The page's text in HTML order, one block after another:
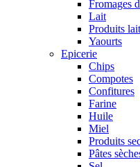
Fromages
Lait
Produits
Yaourts
Epicerie
Chips
Compotes
Confitures
Farine
Huile
Miel
Produits
Pâtes